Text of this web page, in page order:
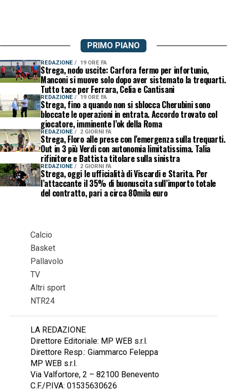
PRIMO PIANO
REDAZIONE 19 ORE FA
Strega, nodo uscite: Carfora fermo per infortunio,
Manconi si muove solo dopo aver sistemato la trequarti.
Tutto tace per Ferrara, Celia e Cantisani
REDAZIONE 19 ORE FA
Strega, fino a quando non si sblocca Cherubini sono
bloccate le operazioni in entrata. Accordo trovato col
giocatore, imminente l’ok della Roma
REDAZIONE 2 GIORNI FA
Strega, Floro alle prese con l’emergenza sulla trequarti.
Out in 3 più Verdi con autonomia limitatissima. Talia
rifinitore e Battista titolare sulla sinistra
REDAZIONE 2 GIORNI FA
Strega, oggi le ufficialità di Viscardi e Starita. Per
l’attaccante il 35% di buonuscita sull’importo totale
del contratto, pari a circa 80mila euro
Calcio
Basket
Pallavolo
TV
Altri sport
NTR24
LA REDAZIONE
Direttore Editoriale: MP WEB s.r.l.
Direttore Resp.: Giammarco Feleppa
MP WEB s.r.l.
Via Valfortore, 2 – 82100 Benevento
C.F./P.IVA: 01535630626